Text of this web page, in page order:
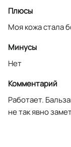
Плюсы
Моя кожа стала
Минусы
Нет
Комментарий
Работает.
не так явно